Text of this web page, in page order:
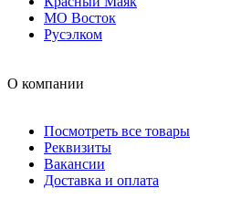
МО Восток
Русэлком
О компании
Посмотреть все товары
Реквизиты
Вакансии
Доставка и оплата